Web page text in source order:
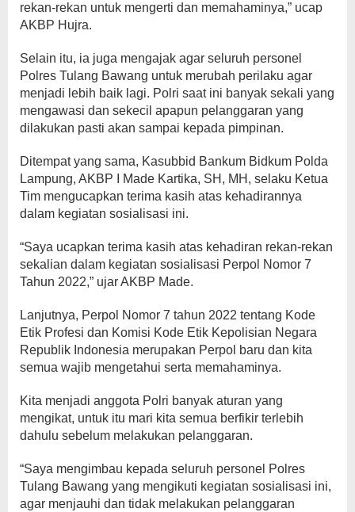
rekan-rekan untuk mengerti dan memahaminya,” ucap
AKBP Hujra.
Selain itu, ia juga mengajak agar seluruh personel
Polres Tulang Bawang untuk merubah perilaku agar
menjadi lebih baik lagi. Polri saat ini banyak sekali yang
mengawasi dan sekecil apapun pelanggaran yang
dilakukan pasti akan sampai kepada pimpinan.
Ditempat yang sama, Kasubbid Bankum Bidkum Polda
Lampung, AKBP I Made Kartika, SH, MH, selaku Ketua
Tim mengucapkan terima kasih atas kehadirannya
dalam kegiatan sosialisasi ini.
“Saya ucapkan terima kasih atas kehadiran rekan-rekan
sekalian dalam kegiatan sosialisasi Perpol Nomor 7
Tahun 2022,” ujar AKBP Made.
Lanjutnya, Perpol Nomor 7 tahun 2022 tentang Kode
Etik Profesi dan Komisi Kode Etik Kepolisian Negara
Republik Indonesia merupakan Perpol baru dan kita
semua wajib mengetahui serta memahaminya.
Kita menjadi anggota Polri banyak aturan yang
mengikat, untuk itu mari kita semua berfikir terlebih
dahulu sebelum melakukan pelanggaran.
“Saya mengimbau kepada seluruh personel Polres
Tulang Bawang yang mengikuti kegiatan sosialisasi ini,
agar menjauhi dan tidak melakukan pelanggaran